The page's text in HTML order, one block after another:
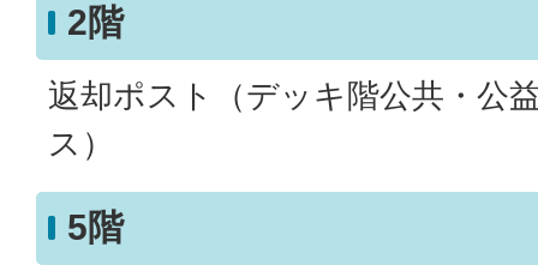
2階
返却ポスト（デッキ階公共・公
ス）
5階